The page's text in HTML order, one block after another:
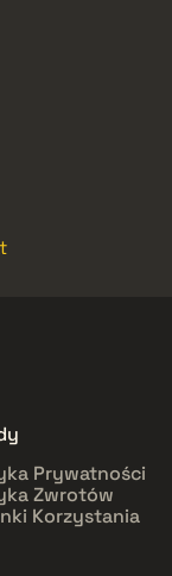
Prywatności
Zwrotów
Korzystania